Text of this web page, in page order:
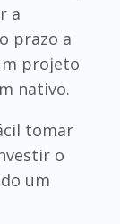
a
prazo a
projeto
nativo.
tomar
o
um